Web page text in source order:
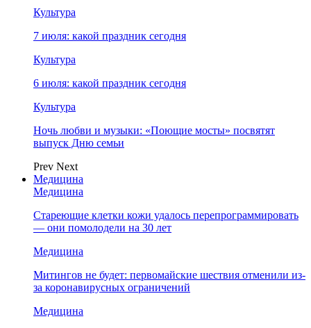
Культура
7 июля: какой праздник сегодня
Культура
6 июля: какой праздник сегодня
Культура
Ночь любви и музыки: «Поющие мосты» посвятят
выпуск Дню семьи
Prev Next
Медицина
Медицина
Стареющие клетки кожи удалось перепрограммировать
— они помолодели на 30 лет
Медицина
Митингов не будет: первомайские шествия отменили из-
за коронавирусных ограничений
Медицина